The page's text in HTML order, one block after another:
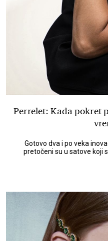
Perrelet: Kada pokret
Gotovo dva i po veka
pretočeni su u satove koji